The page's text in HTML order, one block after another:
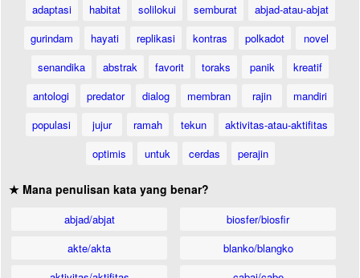
adaptasi
habitat solilokui semburat
abjad-atau-abjat
gurindam
hayati replikasi kontras polkadot
novel
senandika
abstrak favorit toraks panik
kreatif
antologi
predator dialog membran rajin
mandiri
populasi
jujur ramah tekun
aktivitas-atau-aktifitas
optimis
untuk cerdas perajin
★ Mana penulisan kata yang benar?
abjad/abjat
akte/akta
biosfer/biosfir
blanko/blangko